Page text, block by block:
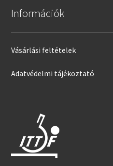
Információk
Vásárlási feltételek
Adatvédelmi tájékoztató